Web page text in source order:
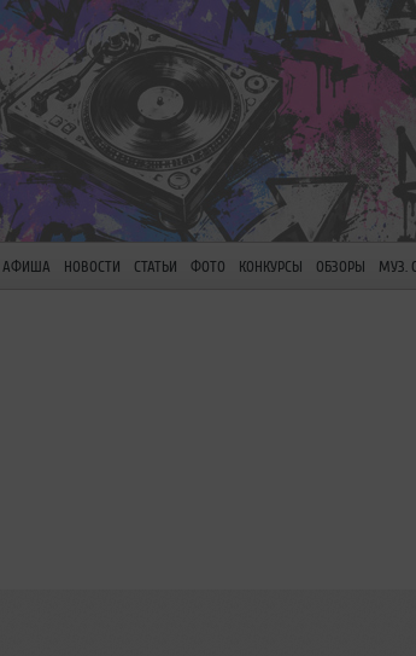
АФИША НОВОСТИ СТАТЬИ ФОТО КОНКУРСЫ ОБЗОРЫ МУЗ.